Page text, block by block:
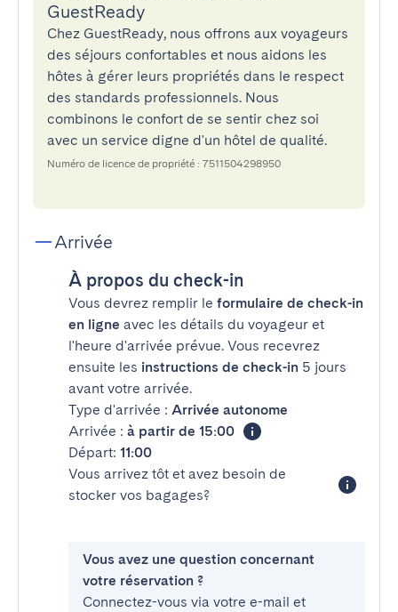
GuestReady
Chez GuestReady, nous offrons aux voyageurs
des séjours confortables et nous aidons les
hôtes à gérer leurs propriétés dans le respect
des standards professionnels. Nous
combinons le confort de se sentir chez soi
avec un service digne d'un hôtel de qualité.
Numéro de licence de propriété : 7511504298950
Arrivée
À propos du check-in
Vous devrez remplir le formulaire de check-in
en ligne avec les détails du voyageur et
l'heure d'arrivée prévue. Vous recevrez
ensuite les instructions de check-in 5 jours
avant votre arrivée.
Type d'arrivée : Arrivée autonome
Arrivée : à partir de 15:00
Départ: 11:00
Vous arrivez tôt et avez besoin de
stocker vos bagages?
Vous avez une question concernant
votre réservation ?
Connectez-vous via votre e-mail et